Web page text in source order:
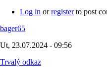
Log in orregisterto post
bager65
Ut, 23.07.2024 - 09:56
Trvalý odkaz